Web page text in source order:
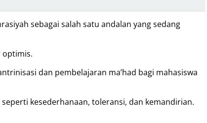
sebagai salah satu andalan yang sedang
optimis.
dan pembelajaran ma’had bagi mahasiswa
kesederhanaan, toleransi, dan kemandirian.